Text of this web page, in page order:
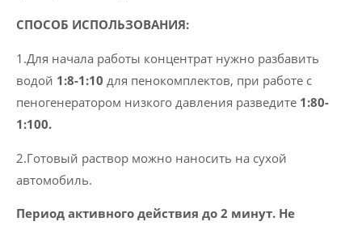
СПОСОБ ИСПОЛЬЗОВАНИЯ:
1.Для начала работы концентрат нужно разбавить
водой 1:8-1:10 для пенокомплектов, при работе с
пеногенератором низкого давления разведите 1:80-
1:100.
2.Готовый раствор можно наносить на сухой
автомобиль.
Период активного действия до 2 минут. Не